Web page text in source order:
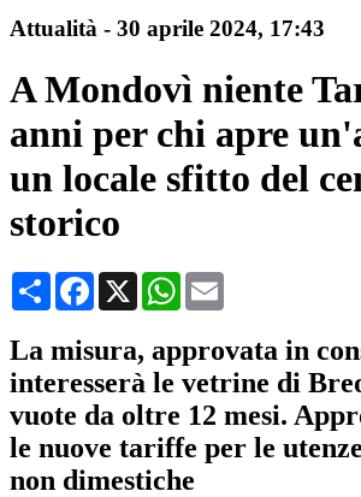
Attualità - 30 aprile 2024, 17:43
A Mondovì niente
anni per chi apre
un locale sfitto del
storico
CondividiFacebook
X WhatsApp
La misura, approvata in
interesserà le vetrine di
vuote da oltre 12 mesi.
le nuove tariffe per le
non dimestiche